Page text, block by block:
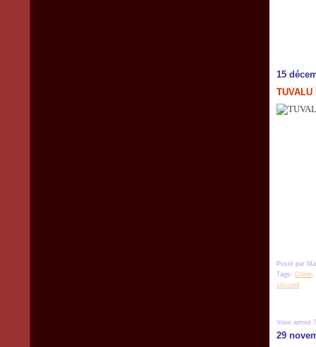
15
TUVALU
Posté par
Tags:Chine,
sécurité
Vous aimez ?
29